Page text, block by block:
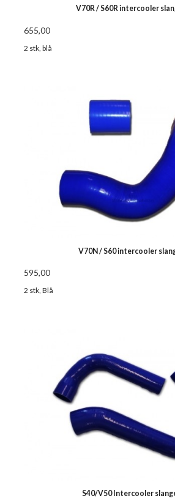
V70R / S60R intercooler
655,00
2 stk, blå
V70N / S60 intercooler
595,00
2 stk, Blå
S40/V50 Intercooler